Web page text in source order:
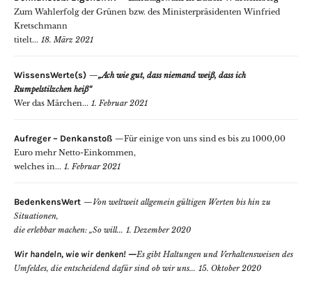
Zum Wahlerfolg der Grünen bzw. des Ministerpräsidenten Winfried
Kretschmann
titelt... 18. März 2021
WissensWerte(s)
„Ach wie gut, dass niemand weiß, dass ich
Rumpelstilzchen heiß“
Wer das Märchen... 1. Februar 2021
Aufreger – Denkanstoß
Für einige von uns sind es bis zu 1000,00
Euro mehr Netto-Einkommen,
welches in... 1. Februar 2021
BedenkensWert
Von weltweit allgemein gültigen Werten bis hin zu
Situationen,
die erlebbar machen: „So will... 1. Dezember 2020
Wir handeln, wie wir denken!
Es gibt Haltungen und Verhaltensweisen des
Umfeldes, die entscheidend dafür sind ob wir uns... 15. Oktober 2020